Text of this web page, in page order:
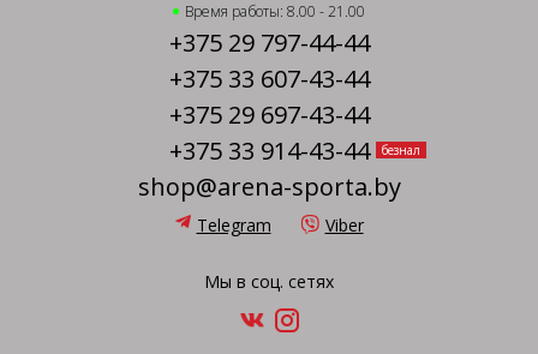
Время работы: 8.00 - 21.00
+375 29 797-44-44
+375 33 607-43-44
+375 29 697-43-44
+375 33 914-43-44
безнал
shop@arena-sporta.by
Telegram Viber
Мы в соц. сетях